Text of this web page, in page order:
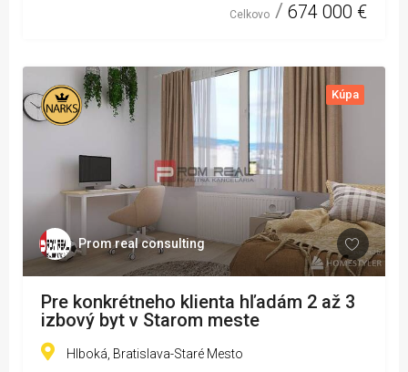
Celkovo 674 000 €
Kúpa
Prom real consulting
Pre konkrétneho klienta hľadám 2 až 3
izbový byt v Starom meste
Hlboká, Bratislava-Staré Mesto